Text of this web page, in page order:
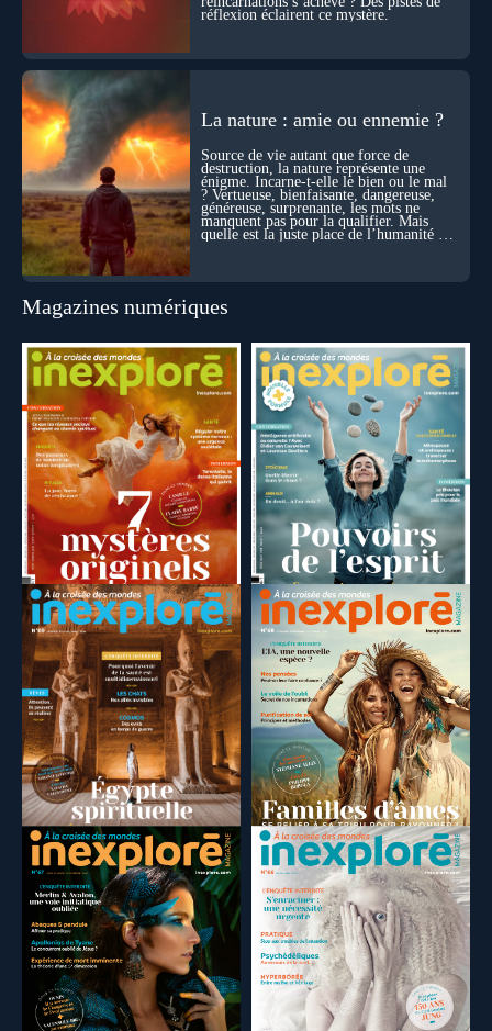
réflexion éclairent ce mystère.
La nature : amie ou ennemie ?
Source de vie autant que force de
destruction, la nature représente une
énigme. Incarne-t-elle le bien ou le mal
? Vertueuse, bienfaisante, dangereuse,
généreuse, surprenante, les mots ne
manquent pas pour la qualifier. Mais
quelle est la juste place de l’humanité au
Magazines numériques